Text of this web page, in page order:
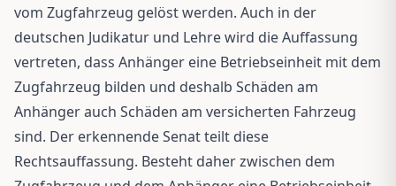
vom Zugfahrzeug gelöst werden. Auch in der
deutschen Judikatur und Lehre wird die Auffassung
vertreten, dass Anhänger eine Betriebseinheit mit dem
Zugfahrzeug bilden und deshalb Schäden am
Anhänger auch Schäden am versicherten Fahrzeug
sind. Der erkennende Senat teilt diese
Rechtsauffassung. Besteht daher zwischen dem